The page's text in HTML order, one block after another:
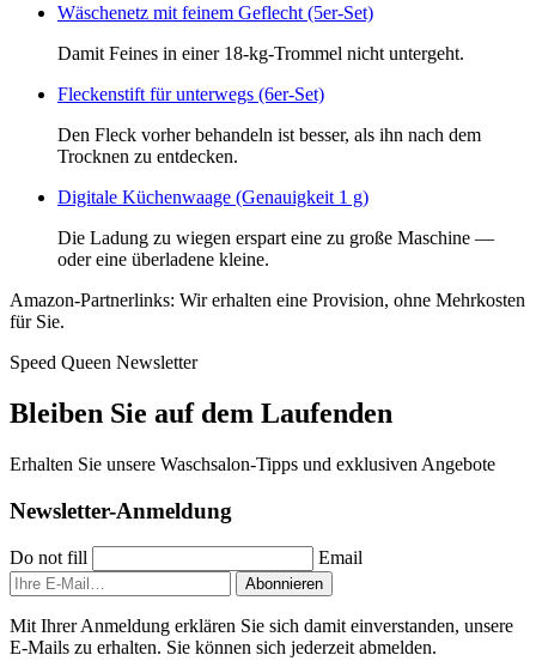
Wäschenetz mit feinem Geflecht (5er-Set)
Damit Feines in einer 18-kg-Trommel nicht untergeht.
Fleckenstift für unterwegs (6er-Set)
Den Fleck vorher behandeln ist besser, als ihn nach dem
Trocknen zu entdecken.
Digitale Küchenwaage (Genauigkeit 1 g)
Die Ladung zu wiegen erspart eine zu große Maschine —
oder eine überladene kleine.
Amazon-Partnerlinks: Wir erhalten eine Provision, ohne Mehrkosten
für Sie.
Speed Queen Newsletter
Bleiben Sie auf dem Laufenden
Erhalten Sie unsere Waschsalon-Tipps und exklusiven Angebote
Newsletter-Anmeldung
Do not fill Email
Abonnieren
Mit Ihrer Anmeldung erklären Sie sich damit einverstanden, unsere
E-Mails zu erhalten. Sie können sich jederzeit abmelden.